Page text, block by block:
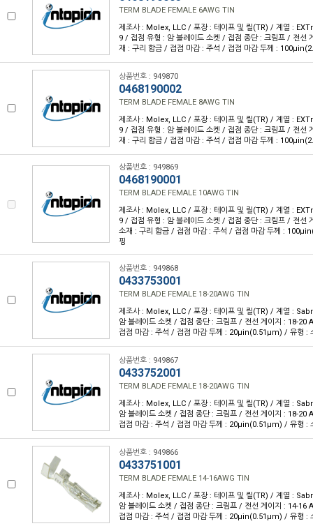
TERM BLADE FEMALE 6AWG TIN
제조사 : Molex, LLC / 포장 : 테이프 및 릴(TR) / 계열 :
9 / 접점 유형 : 암 블레이드 소켓 / 접점 종단 : 크림프 / 전선
재 : 구리 합금 / 접점 마감 : 주석 / 접점 마감 두께 :
상품번호 : 949870
0468190002
TERM BLADE FEMALE 8AWG TIN
제조사 : Molex, LLC / 포장 : 테이프 및 릴(TR) / 계열 :
9 / 접점 유형 : 암 블레이드 소켓 / 접점 종단 : 크림프 / 전선
재 : 구리 합금 / 접점 마감 : 주석 / 접점 마감 두께 :
상품번호 : 949869
0468190001
TERM BLADE FEMALE 10AWG TIN
제조사 : Molex, LLC / 포장 : 테이프 및 릴(TR) / 계열 :
9 / 접점 유형 : 암 블레이드 소켓 / 접점 종단 : 크림프 / 전선
소재 : 구리 합금 / 접점 마감 : 주석 / 접점 마감 두께 :
핑
상품번호 : 949868
0433753001
TERM BLADE FEMALE 18-20AWG TIN
제조사 : Molex, LLC / 포장 : 테이프 및 릴(TR) / 계열 :
암 블레이드 소켓 / 접점 종단 : 크림프 / 전선 게이지 : 18-20
접점 마감 : 주석 / 접점 마감 두께 : 20µin(0.51µm) / 유형 :
상품번호 : 949867
0433752001
TERM BLADE FEMALE 18-20AWG TIN
제조사 : Molex, LLC / 포장 : 테이프 및 릴(TR) / 계열 :
암 블레이드 소켓 / 접점 종단 : 크림프 / 전선 게이지 : 18-20
접점 마감 : 주석 / 접점 마감 두께 : 20µin(0.51µm) / 유형 :
상품번호 : 949866
0433751001
TERM BLADE FEMALE 14-16AWG TIN
제조사 : Molex, LLC / 포장 : 테이프 및 릴(TR) / 계열 :
암 블레이드 소켓 / 접점 종단 : 크림프 / 전선 게이지 : 14-16
접점 마감 : 주석 / 접점 마감 두께 : 20µin(0.51µm) / 유형 :